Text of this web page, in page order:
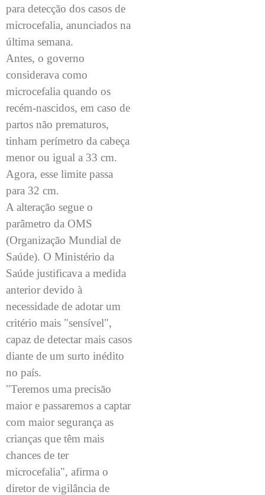
para detecção dos casos de
microcefalia, anunciados na
última semana.
Antes, o governo
considerava como
microcefalia quando os
recém-nascidos, em caso de
partos não prematuros,
tinham perímetro da cabeça
menor ou igual a 33 cm.
Agora, esse limite passa
para 32 cm.
A alteração segue o
parâmetro da OMS
(Organização Mundial de
Saúde). O Ministério da
Saúde justificava a medida
anterior devido à
necessidade de adotar um
critério mais "sensível",
capaz de detectar mais casos
diante de um surto inédito
no país.
"Teremos uma precisão
maior e passaremos a captar
com maior segurança as
crianças que têm mais
chances de ter
microcefalia", afirma o
diretor de vigilância de